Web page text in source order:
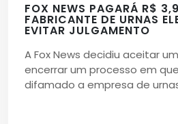
FOX NEWS PAGARÁ R$
FABRICANTE DE URNAS
EVITAR JULGAMENTO
A Fox News decidiu aceitar
encerrar um processo em
difamado a empresa de